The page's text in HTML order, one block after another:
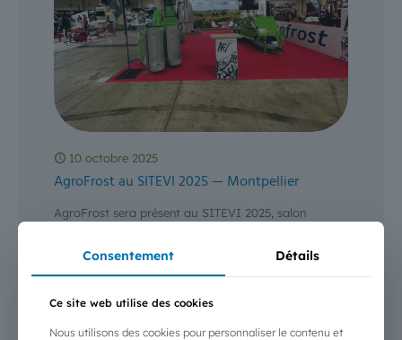
10 octobre 2025
AgroFrost au SITEVI 2025 — Montpellier
AgroFrost sera présent au SITEVI 2025, salon
du 3 au 5[…]
Consentement Détails
Ce site web utilise des cookies
Nous utilisons des cookies pour personnaliser le contenu et